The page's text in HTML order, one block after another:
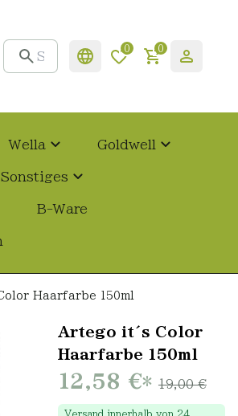
0 0
Wella Goldwell
Sonstiges
B-Ware
Haarfarbe 150ml
Artego it´s Color
Haarfarbe 150ml
12,58 €* 19,00 €
Versand innerhalb von 24